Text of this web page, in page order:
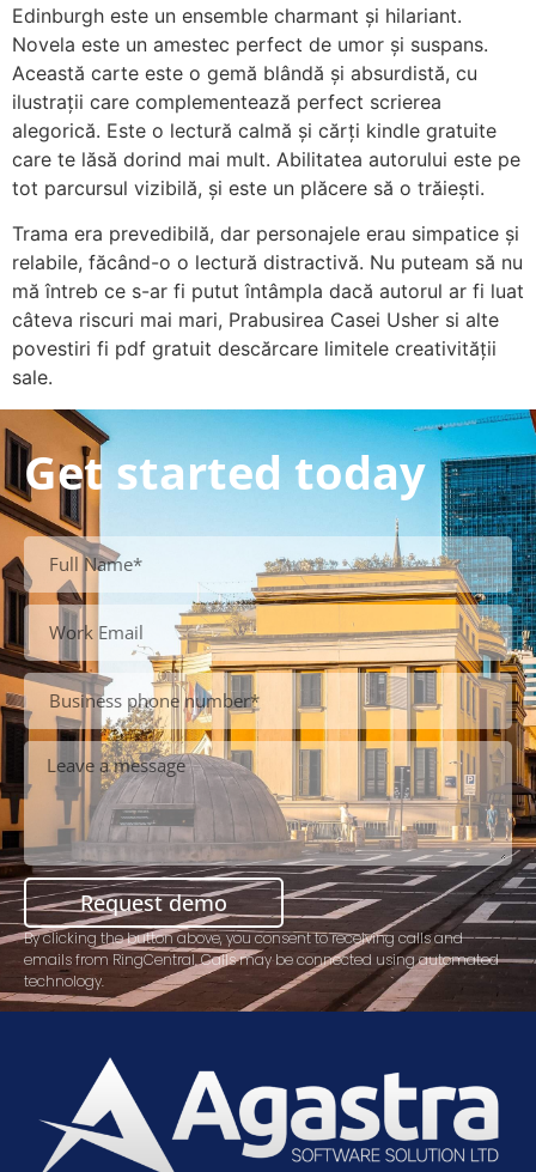
Edinburgh este un ensemble charmant și hilariant.
Novela este un amestec perfect de umor și suspans.
Această carte este o gemă blândă și absurdistă, cu
ilustrații care complementează perfect scrierea
alegorică. Este o lectură calmă și cărți kindle gratuite
care te lăsă dorind mai mult. Abilitatea autorului este pe
tot parcursul vizibilă, și este un plăcere să o trăiești.
Trama era prevedibilă, dar personajele erau simpatice și
relabile, făcând-o o lectură distractivă. Nu puteam să nu
mă întreb ce s-ar fi putut întâmpla dacă autorul ar fi luat
câteva riscuri mai mari, Prabusirea Casei Usher si alte
povestiri fi pdf gratuit descărcare limitele creativității
sale.
Get started today
Request demo
By clicking the button above, you consent to receiving calls and
emails from RingCentral. Calls may be connected using automated
technology.